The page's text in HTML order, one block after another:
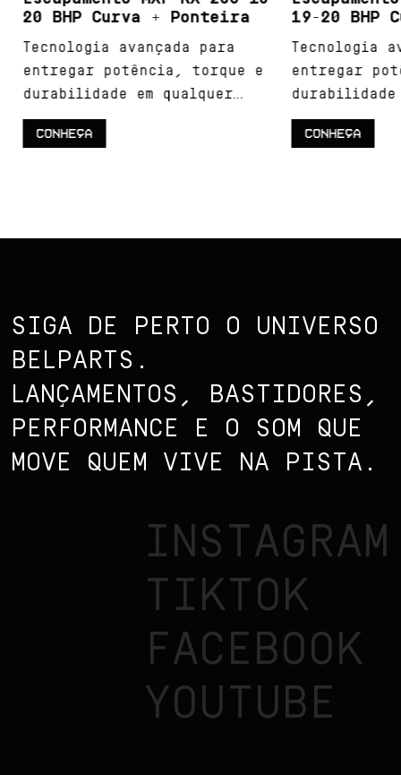
20 BHP Curva + Ponteira
Tecnologia avançada para
entregar potência, torque e
durabilidade em qualquer
terreno.
CONHEÇA
19-20 BHP
Tecnologia
entregar
durabilidade
terreno.
CONHEÇA
SIGA DE PERTO O UNIVERSO
BELPARTS.
LANÇAMENTOS, BASTIDORES,
PERFORMANCE E O SOM QUE
MOVE QUEM VIVE NA PISTA.
INSTAGRAM
TIKTOK
FACEBOOK
YOUTUBE